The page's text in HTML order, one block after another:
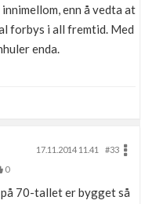
enn å vedta at
forbys i all fremtid. Med
enda.
17.11.2014 11.41
#33
0
på 70-tallet er bygget så